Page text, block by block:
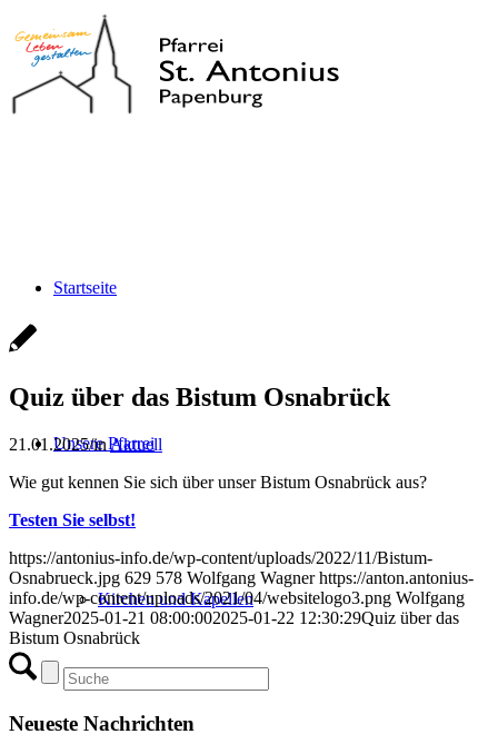
Startseite
Unsere Pfarrei
Kirchen und Kapellen
Quiz über das Bistum Osnabrück
21.01.2025/inAktuell
Wie gut kennen Sie sich über unser Bistum Osnabrück aus?
Testen Sie selbst!
https://antonius-info.de/wp-content/uploads/2022/11/Bistum-
Osnabrueck.jpg 629 578 Wolfgang Wagner https://anton.antonius-
info.de/wp-content/uploads/2021/04/websitelogo3.png Wolfgang
Wagner2025-01-21 08:00:002025-01-22 12:30:29Quiz über das
Bistum Osnabrück
Neueste Nachrichten